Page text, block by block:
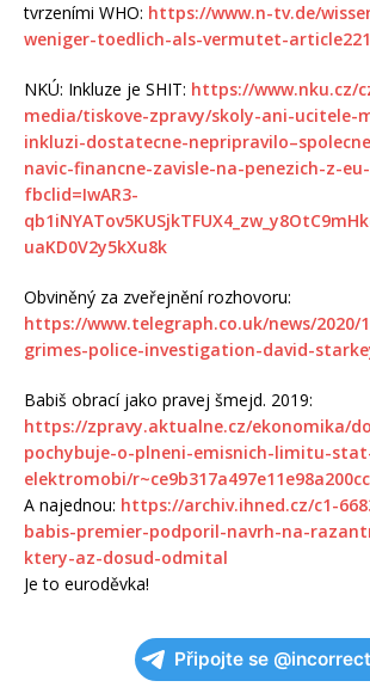
tvrzeními WHO: https://www.n-tv.de/
weniger-toedlich-als-vermutet-
NKÚ: Inkluze je SHIT: https://www.nku.cz/
media/tiskove-zpravy/skoly-ani-ucitele-
inkluzi-dostatecne-
navic-financne-zavisle-na-penezich-z-
fbclid=IwAR3-
uaKD0V2y5kXu8k
Obviněný za zveřejnění rozhovoru:
https://www.telegraph.co.uk/news/2020/
grimes-police-investigation-david-
Babiš obrací jako pravej šmejd. 2019:
https://zpravy.aktualne.cz/ekonomika/
pochybuje-o-plneni-emisnich-limitu-
elektromobi/
A najednou: https://archiv.ihned.cz/c1-
babis-premier-podporil-navrh-na-
ktery-az-dosud-odmital
Je to euroděvka!
Připojte se